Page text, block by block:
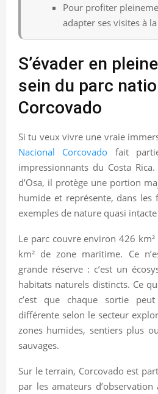
Pour profiter
adapter ses visites à
S’évader en
sein du parc
Corcovado
Si tu veux vivre une vraie
Nacional Corcovado fait
impressionnants du Costa
d’Osa, il protège une portion
humide et représente, dans les
exemples de nature quasi
Le parc couvre environ 426
km² de zone maritime. Ce
grande réserve : c’est un
habitats naturels distincts. Ce
c’est que chaque sortie
différente selon le secteur
zones humides, sentiers plus
sauvages.
Sur le terrain, Corcovado est
par les amateurs